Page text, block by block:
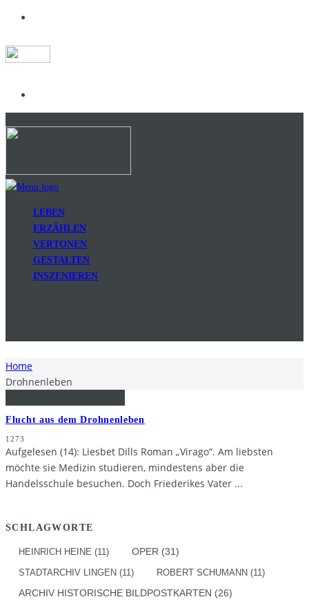
LEBEN
ERZÄHLEN
VERTONEN
GESTALTEN
INSZENIEREN
Home
Drohnenleben
Flucht aus dem Drohnenleben
1273
Aufgelesen (14): Liesbet Dills Roman „Virago“. Am liebsten
möchte sie Medizin studieren, mindestens aber die
Handelsschule besuchen. Doch Friederikes Vater ...
SCHLAGWORTE
HEINRICH HEINE (11) OPER (31)
STADTARCHIV LINGEN (11) ROBERT SCHUMANN (11)
ARCHIV HISTORISCHE BILDPOSTKARTEN (26)